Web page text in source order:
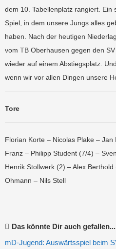
dem 10. Tabellenplatz rangiert. Ein
Spiel, in dem unsere Jungs alles
haben. Nach der heutigen
vom TB Oberhausen gegen den
wieder auf einem Abstiegsplatz.
wenn wir vor allen Dingen unsere
Tore
Florian Korte – Nicolas Plake –
Franz – Philipp Student (7/4) –
Henrik Stollwerk (2) – Alex
Ohmann – Nils Stell
Das könnte Dir auch
mD-Jugend: Auswärtsspiel beim